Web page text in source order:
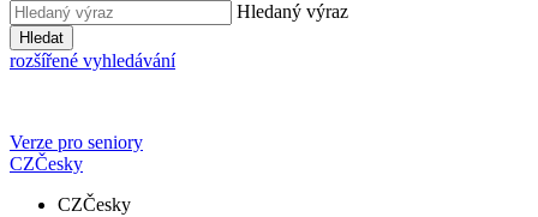
Hledaný výraz
Hledat
rozšířené vyhledávání
Verze pro seniory
CZČesky
CZČesky